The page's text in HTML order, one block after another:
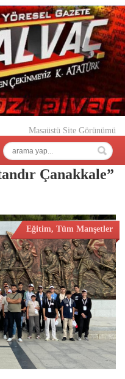
Masaüstü Site Görünümü
Çanakkale”
Eğitim, Tüm Manşetler